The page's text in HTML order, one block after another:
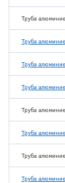
Труба
Труба
Труба
Труба
Труба
Труба
Труба
Труба